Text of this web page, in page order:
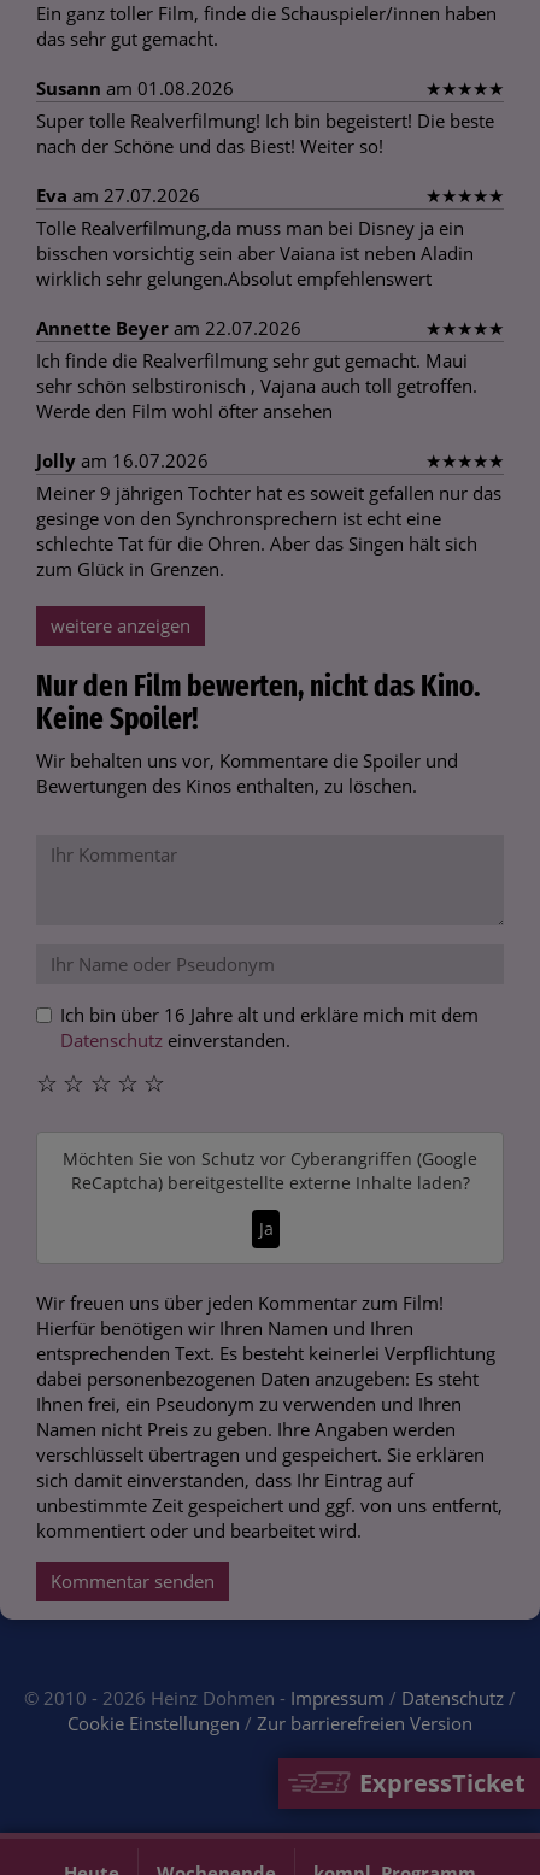
ExpressTicket
Ein ganz toller Film, finde die Schauspieler/innen haben
das sehr gut gemacht.
Susann am 01.08.2026 ★★★★★
Super tolle Realverfilmung! Ich bin begeistert! Die beste
nach der Schöne und das Biest! Weiter so!
Eva am 27.07.2026 ★★★★★
Tolle Realverfilmung,da muss man bei Disney ja ein
bisschen vorsichtig sein aber Vaiana ist neben Aladin
wirklich sehr gelungen.Absolut empfehlenswert
Annette Beyer am 22.07.2026 ★★★★★
Ich finde die Realverfilmung sehr gut gemacht. Maui
sehr schön selbstironisch , Vajana auch toll getroffen.
Werde den Film wohl öfter ansehen
Jolly am 16.07.2026 ★★★★★
Meiner 9 jährigen Tochter hat es soweit gefallen nur das
gesinge von den Synchronsprechern ist echt eine
schlechte Tat für die Ohren. Aber das Singen hält sich
zum Glück in Grenzen.
weitere anzeigen
Nur den Film bewerten, nicht das Kino.
Keine Spoiler!
Wir behalten uns vor, Kommentare die Spoiler und
Bewertungen des Kinos enthalten, zu löschen.
Ich bin über 16 Jahre alt und erkläre mich mit dem
Datenschutz einverstanden.
☆
☆
☆
☆
☆
Möchten Sie von Schutz vor Cyberangriffen (Google
ReCaptcha)bereitgestellte externe Inhalte laden?
Ja
Wir freuen uns über jeden Kommentar zum Film!
Hierfür benötigen wir Ihren Namen und Ihren
entsprechenden Text. Es besteht keinerlei Verpflichtung
dabei personenbezogenen Daten anzugeben: Es steht
Ihnen frei, ein Pseudonym zu verwenden und Ihren
Namen nicht Preis zu geben. Ihre Angaben werden
verschlüsselt übertragen und gespeichert. Sie erklären
sich damit einverstanden, dass Ihr Eintrag auf
unbestimmte Zeit gespeichert und ggf. von uns entfernt,
kommentiert oder und bearbeitet wird.
Kommentar senden
© 2010 - 2026 Heinz Dohmen - Impressum / Datenschutz /
Cookie Einstellungen / Zur barrierefreien Version